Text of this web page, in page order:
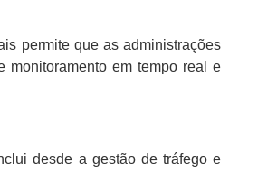
permite que as administrações
monitoramento em tempo real e
desde a gestão de tráfego e